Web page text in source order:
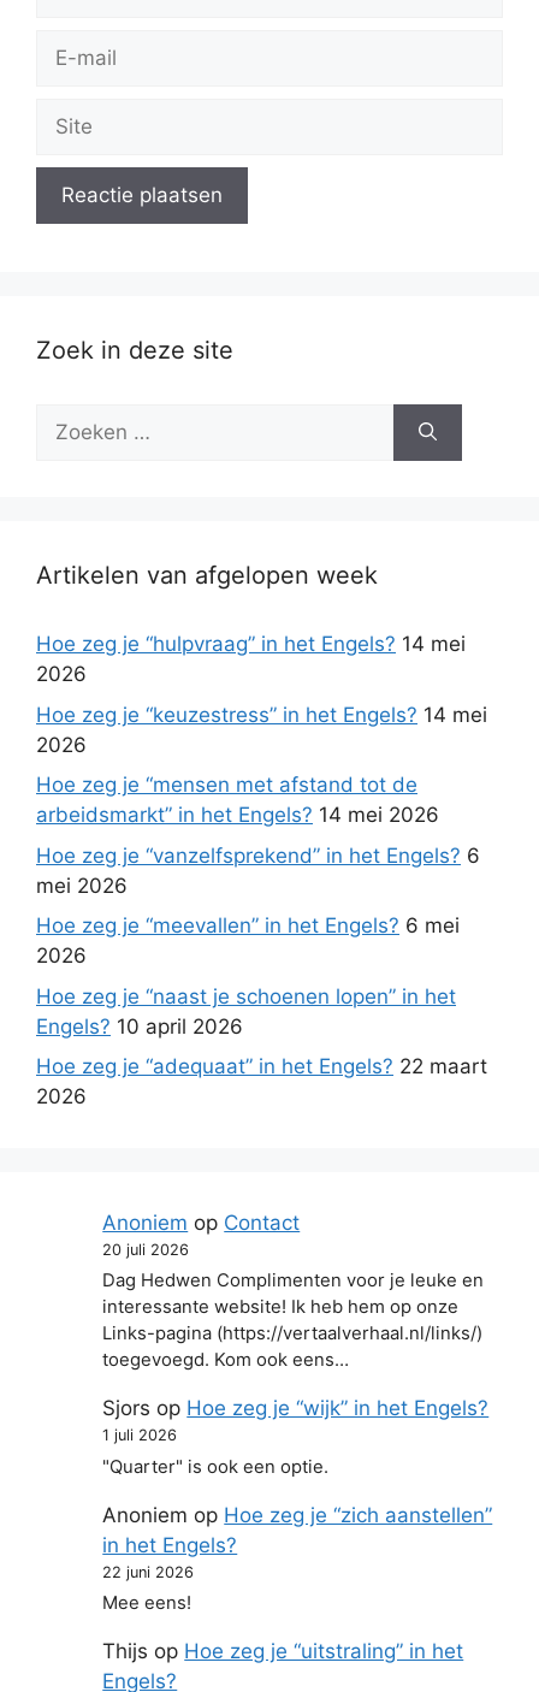
Site
Zoek in deze site
Zoek
Artikelen van afgelopen week
Hoe zeg je “hulpvraag” in het Engels? 14 mei
2026
Hoe zeg je “keuzestress” in het Engels? 14 mei
2026
Hoe zeg je “mensen met afstand tot de
arbeidsmarkt” in het Engels? 14 mei 2026
Hoe zeg je “vanzelfsprekend” in het Engels? 6
mei 2026
Hoe zeg je “meevallen” in het Engels? 6 mei
2026
Hoe zeg je “naast je schoenen lopen” in het
Engels? 10 april 2026
Hoe zeg je “adequaat” in het Engels? 22 maart
2026
Anoniem op Contact
20 juli 2026
Dag Hedwen Complimenten voor je leuke en
interessante website! Ik heb hem op onze
Links-pagina (https://vertaalverhaal.nl/links/)
toegevoegd. Kom ook eens…
Sjors op Hoe zeg je “wijk” in het Engels?
1 juli 2026
"Quarter" is ook een optie.
Anoniem op Hoe zeg je “zich aanstellen”
in het Engels?
22 juni 2026
Mee eens!
Thijs op Hoe zeg je “uitstraling” in het
Engels?